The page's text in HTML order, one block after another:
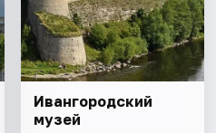
Ивангородский
музей